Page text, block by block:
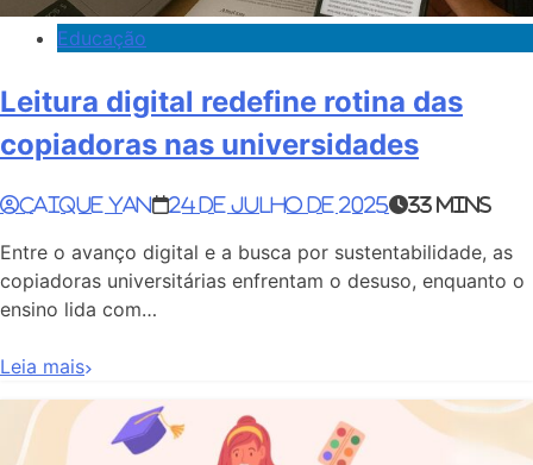
Educação
Leitura digital redefine rotina das
copiadoras nas universidades
Caique Yan 24 de julho de 2025 33 mins
Entre o avanço digital e a busca por sustentabilidade, as
copiadoras universitárias enfrentam o desuso, enquanto o
ensino lida com…
Leia mais